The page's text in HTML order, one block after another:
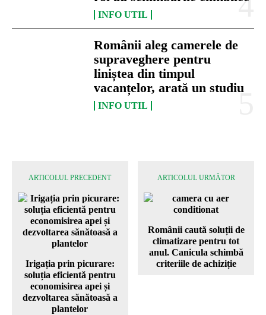
INFO UTIL
Românii aleg camerele de
supraveghere pentru
liniștea din timpul
vacanțelor, arată un studiu
INFO UTIL
ARTICOLUL PRECEDENT
Irigația prin picurare:
soluția eficientă pentru
economisirea apei și
dezvoltarea sănătoasă a
plantelor
ARTICOLUL URMĂTOR
Românii caută soluții de
climatizare pentru tot
anul. Canicula schimbă
criteriile de achiziție